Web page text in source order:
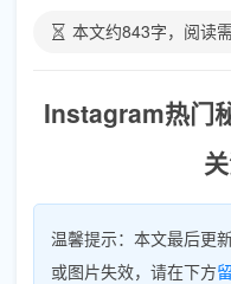
本文约843字，阅读需
Instagram热门
温馨提示：本文最后更
或图片失效，请在下方